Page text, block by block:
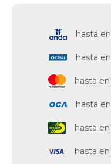
hasta en
hasta en
hasta en
hasta en
hasta en
hasta en